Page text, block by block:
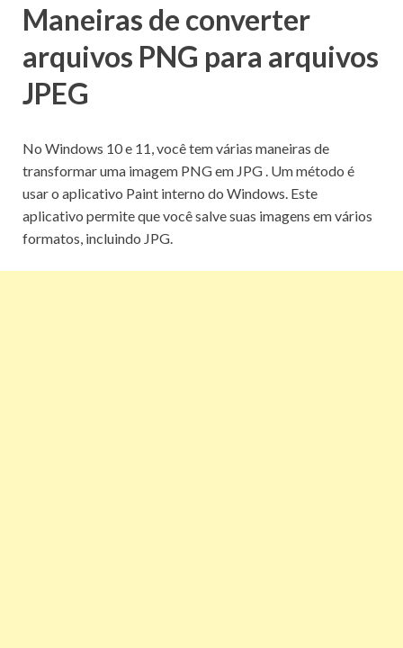
Maneiras de converter
arquivos PNG para arquivos
JPEG
No Windows 10 e 11, você temvárias maneiras de
transformar uma imagem PNG em JPG . Um método é
usar o aplicativo Paint interno do Windows. Este
aplicativo permite que você salve suas imagens em vários
formatos, incluindo JPG.